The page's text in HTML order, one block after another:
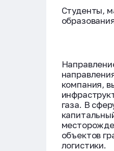
Студенты,
компания,
газа. В
объектов
логистики.